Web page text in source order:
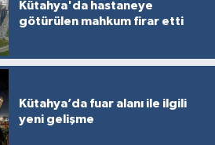
Kütahya'da hastaneye
götürülen mahkum firar etti
Kütahya’da fuar alanı ile ilgili
yeni gelişme